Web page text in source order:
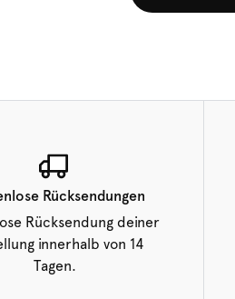
Rücksendungen
Rücksendung deiner
innerhalb von 14
Tagen.